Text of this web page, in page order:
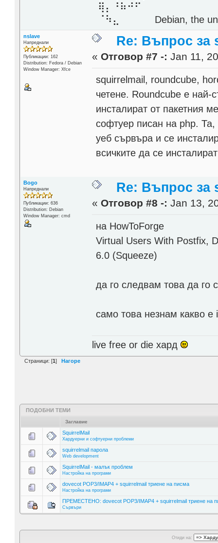
⢿⡄⠘⠷⠚⠋
⠈⠳⣄⠀⠀⠀⠀ Debian, the
nslave
Напреднали
Публикации: 162
Distribution: Fedora / Debian
Window Manager: Xfce
Re: Въпрос за
« Отговор #7 -: Jan 11,
squirrelmail, roundcube,
четене. Roundcube е най-
инсталират от пакетния
софтуер писан на php.
уеб сървъра и се
всичките да се
Bogo
Напреднали
Публикации: 636
Distribution: Debian
Window Manager: cmd
Re: Въпрос за
« Отговор #8 -: Jan 13,
на HowToForge
Virtual Users With Postfix,
6.0 (Squeeze)
да го следвам това да го
само това незнам какво е
live free or die хард
Страници: [1] Нагоре
ПОДОБНИ ТЕМИ
Заглавие
SquirrelMail
Хардуерни и софтуерни проблеми
squirrelmail парола
Web development
SquirrelMail - малък проблем
Настройка на програми
dovecot POP3/IMAP4 + squirrelmail триене на писма
Настройка на програми
ПРЕМЕСТЕНО: dovecot POP3/IMAP4 + squirrelmail триене на
Сървъри
Отиди на: